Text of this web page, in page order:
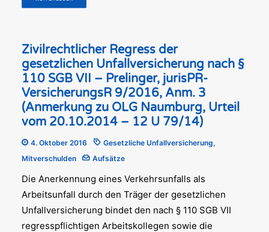
Zivilrechtlicher Regress der
gesetzlichen Unfallversicherung nach §
110 SGB VII – Prelinger, jurisPR-
VersicherungsR 9/2016, Anm. 3
(Anmerkung zu OLG Naumburg, Urteil
vom 20.10.2014 – 12 U 79/14)
4. Oktober 2016 Gesetzliche Unfallversicherung,
Mitverschulden
Aufsätze
Die Anerkennung eines Verkehrsunfalls als
Arbeitsunfall durch den Träger der gesetzlichen
Unfallversicherung bindet den nach § 110 SGB VII
regresspflichtigen Arbeitskollegen sowie die